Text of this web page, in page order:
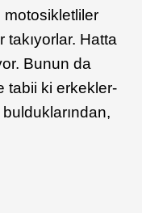
motosikletliler
takıyorlar. Hatta
Bunun da
tabii ki erkekler-